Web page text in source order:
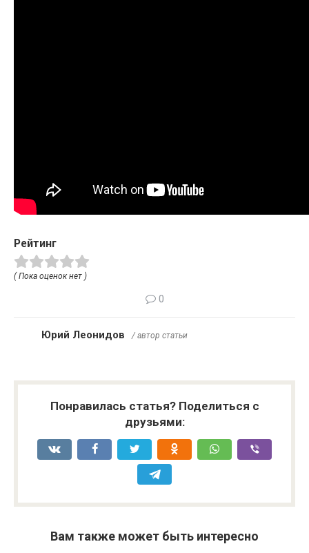
Рейтинг
( Пока оценок нет )
0
Юрий Леонидов / автор статьи
Понравилась статья? Поделиться с
друзьями:
Вам также может быть интересно